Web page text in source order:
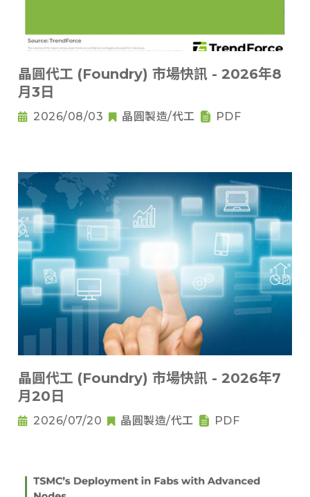
晶圓代工 (Foundry) 市場快訊 - 2026年8
月3日
2026/08/03 晶圓製造/代工 PDF
晶圓代工 (Foundry) 市場快訊 - 2026年7
月20日
2026/07/20 晶圓製造/代工 PDF